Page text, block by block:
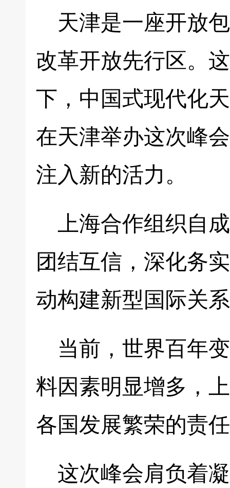
天津是一座开放
改革开放先行区。
下，中国式现代化
在天津举办这次峰
注入新的活力。
上海合作组织自
团结互信，深化务
动构建新型国际关
当前，世界百年
料因素明显增多，
各国发展繁荣的责
这次峰会肩负着